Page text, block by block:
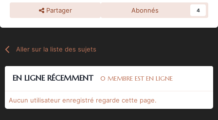
Partager Abonnés 4
Aller sur la liste des sujets
EN LIGNE RÉCEMMENT 0 MEMBRE EST EN LIGNE
Aucun utilisateur enregistré regarde cette page.